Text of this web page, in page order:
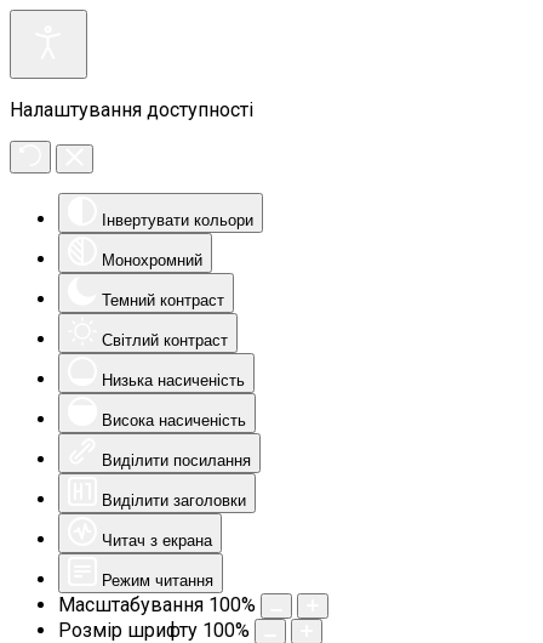
Налаштування доступності
Інвертувати кольори
Монохромний
Темний контраст
Світлий контраст
Низька насиченість
Висока насиченість
Виділити посилання
Виділити заголовки
Читач з екрана
Режим читання
Масштабування 100%
Розмір шрифту 100%